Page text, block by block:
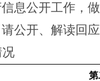
息公开工作，
公开、解读回
第